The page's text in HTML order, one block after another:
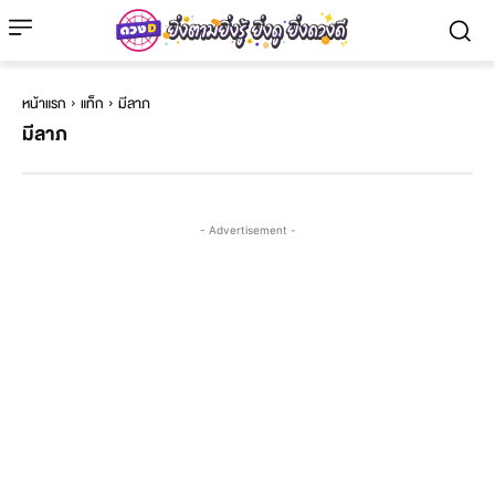
หน้าแรก แท็ก มีลาภ
มีลาภ
- Advertisement -